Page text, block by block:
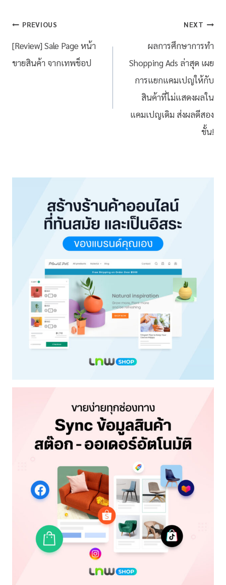
PREVIOUS
[Review] Sale Page หน้า
ขายสินค้า จากเทพช็อป
NEXT
ผลการศึกษาการทำ
Shopping Ads ล่าสุด เผย
การแยกแคมเปญให้กับ
สินค้าที่ไม่แสดงผลใน
แคมเปญเดิม ส่งผลดีสอง
ชั้น!